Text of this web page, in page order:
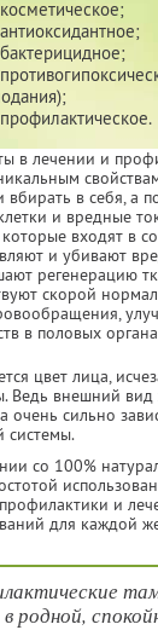
косметическое;
антиоксидантное;
бактерицидное;
профилактическое.
в лечении и
вбирать в себя, а
и вредные
входят в
и убивают
регенерацию
скорой
в половых
цвет лица,
Ведь внешний
очень сильно
системы.
со 100%
и
для каждой
родной,